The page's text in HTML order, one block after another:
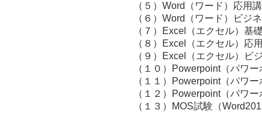
（５）Word（ワード）応用
（６）Word（ワード）ビジ
（７）Excel（エクセル）基
（８）Excel（エクセル）応
（９）Excel（エクセル）ビ
（１０）Powerpoint（パワ
（１１）Powerpoint（パワ
（１２）Powerpoint（パワ
（１３）MOS試験（